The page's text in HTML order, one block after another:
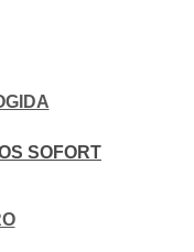
SOFORT